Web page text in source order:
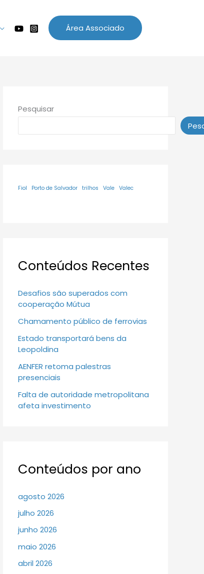
Área Associado
Pesquisar
Fiol Porto de Salvador trilhos Vale Valec
Conteúdos Recentes
Desafios são superados com
cooperação Mútua
Chamamento público de ferrovias
Estado transportará bens da
Leopoldina
AENFER retoma palestras
presenciais
Falta de autoridade metropolitana
afeta investimento
Conteúdos por ano
agosto 2026
julho 2026
junho 2026
maio 2026
abril 2026